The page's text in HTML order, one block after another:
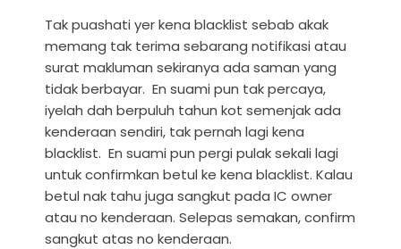
Tak puashati yer kena blacklist sebab akak
memang tak terima sebarang notifikasi atau
surat makluman sekiranya ada saman yang
tidak berbayar. En suami pun tak percaya,
iyelah dah berpuluh tahun kot semenjak ada
kenderaan sendiri, tak pernah lagi kena
blacklist. En suami pun pergi pulak sekali lagi
untuk confirmkan betul ke kena blacklist. Kalau
betul nak tahu juga sangkut pada IC owner
atau no kenderaan. Selepas semakan, confirm
sangkut atas no kenderaan.